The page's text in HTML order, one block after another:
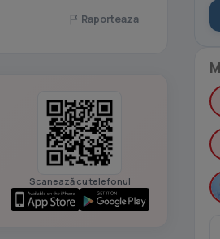
Raporteaza
Scanează cu telefonul